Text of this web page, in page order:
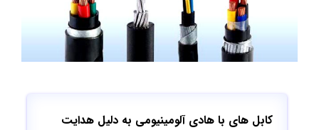
کابل های با هادی آلومینیومی به دلیل هدایت